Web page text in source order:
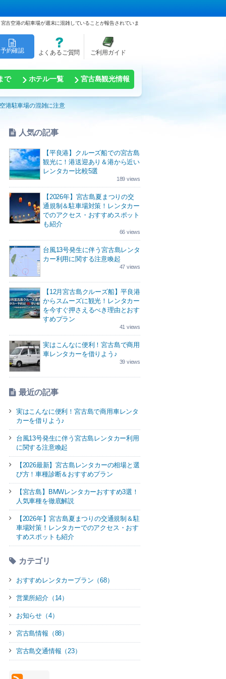
宮古空港の駐車場が週末に混雑していることが報告されていま
よくあるご質問 ご利用ガイド
予約確認
で ホテル一覧 宮古島観光情報
港駐車場の混雑に注意
人気の記事
【平良港】クルーズ船での宮古島
観光に！港送迎あり＆港から近い
レンタカー比較5選
189 views
【2026年】宮古島夏まつりの交
通規制＆駐車場対策！レンタカー
でのアクセス・おすすめスポット
も紹介
66 views
台風13号発生に伴う宮古島レンタ
カー利用に関する注意喚起
47 views
【12月宮古島クルーズ船】平良港
からスムーズに観光！レンタカー
を今すぐ押さえるべき理由とおす
すめプラン
41 views
実はこんなに便利！宮古島で商用
車レンタカーを借りよう♪
39 views
最近の記事
実はこんなに便利！宮古島で商用車レンタ
カーを借りよう♪
台風13号発生に伴う宮古島レンタカー利用
に関する注意喚起
【2026最新】宮古島レンタカーの相場と選
び方！車種診断＆おすすめプラン
【宮古島】BMWレンタカーおすすめ3選！
人気車種を徹底解説
【2026年】宮古島夏まつりの交通規制＆駐
車場対策！レンタカーでのアクセス・おす
すめスポットも紹介
カテゴリ
おすすめレンタカープラン（68）
営業所紹介（14）
お知らせ（4）
宮古島情報（88）
宮古島交通情報（23）